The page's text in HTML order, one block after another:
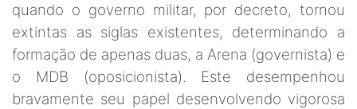
quando o governo militar, por decreto, tornou
extintas as siglas existentes, determinando a
formação de apenas duas, a Arena (governista) e
o MDB (oposicionista). Este desempenhou
bravamente seu papel desenvolvendo vigorosa